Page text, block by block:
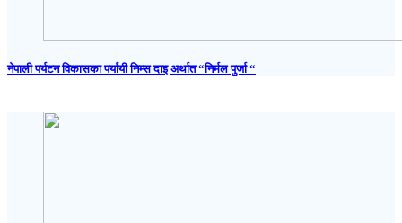
नेपाली पर्यटन विकासका पर्यायी निम्स दाइ अर्थात “निर्मल पुर्जा “